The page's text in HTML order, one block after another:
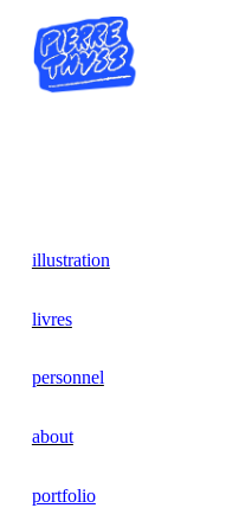
illustration
livres
personnel
about
portfolio